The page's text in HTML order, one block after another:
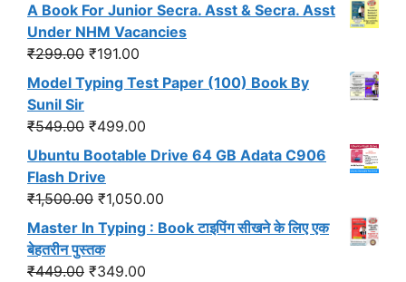
A Book For Junior Secra. Asst & Secra. Asst
Under NHM Vacancies
₹299.00 Original
price
was:
₹299.00.
₹191.00
price
₹191.00.
Model Typing Test Paper (100) Book By
Sunil Sir
₹549.00 Original
price
was:
₹549.00.
₹499.00
price
₹499.00.
Ubuntu Bootable Drive 64 GB Adata C906
Flash Drive
₹1,500.00 Original
price
was:
₹1,500.00.
₹1,050.00
price
Master In Typing : Book टाइपिंग सीखने के लिए एक
बेहतरीन पुस्तक
₹449.00 Original
₹349.00